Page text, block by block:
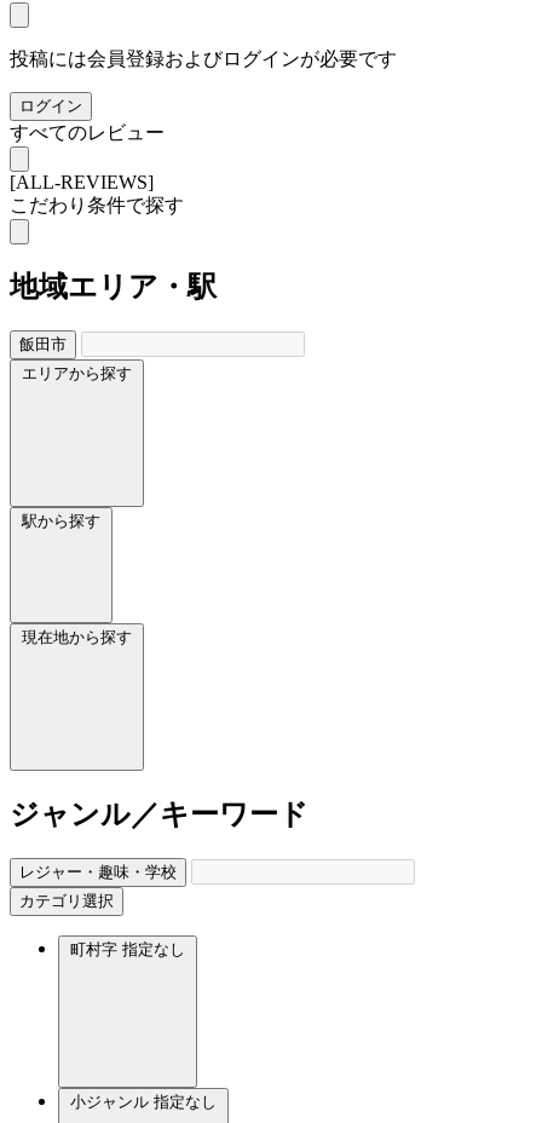
投稿には会員登録およびログインが必要です
ログイン
すべてのレビュー
[ALL-REVIEWS]
こだわり条件で探す
地域エリア・駅
飯田市
エリアから探す
駅から探す
現在地から探す
ジャンル／キーワード
レジャー・趣味・学校
カテゴリ選択
町村字 指定なし
小ジャンル 指定なし